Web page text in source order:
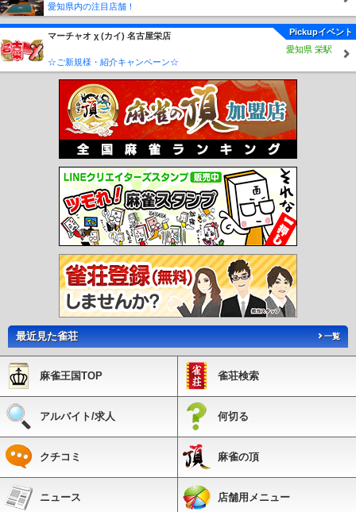
愛知県内の注目店舗！
Pickupイベント
マーチャオ χ (カイ) 名古屋栄店
愛知県 栄駅
☆ご新規様・紹介キャンペーン☆
最近見た雀荘 一覧
麻雀王国TOP 雀荘検索
アルバイト/求人 何切る
クチコミ 麻雀の頂
ニュース 店舗用メニュー